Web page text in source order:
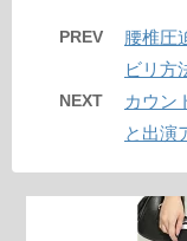
PREV
腰椎圧
ビリ方
NEXT
カウン
と出演